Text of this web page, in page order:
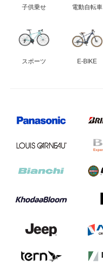
子供乗せ 電動自転車
スポーツ E-BIKE